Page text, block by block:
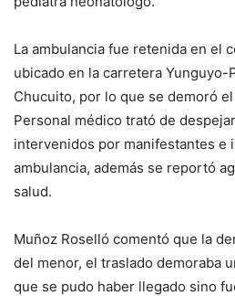
La ambulancia fue retenida en el
ubicado en la carretera Yunguyo-
Chucuito, por lo que se demoró
Personal médico trató de
intervenidos por manifestantes e
ambulancia, además se reportó
salud.
Muñoz Roselló comentó que la
del menor, el traslado demoraba
que se pudo haber llegado sino